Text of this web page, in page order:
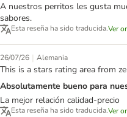
A nuestros perritos les gusta
sabores.
Esta reseña ha sido traducida.Ver
26/07/26 | Alemania
This is a stars rating area from
Absolutamente bueno para
La mejor relación calidad-precio
Esta reseña ha sido traducida.Ver